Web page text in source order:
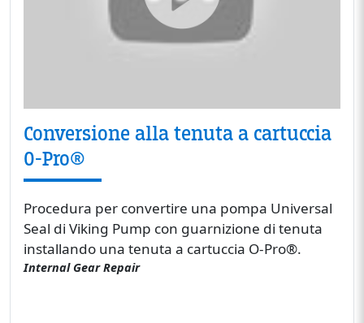
Conversione alla tenuta a cartuccia
O-Pro®
Procedura per convertire una pompa Universal
Seal di Viking Pump con guarnizione di tenuta
installando una tenuta a cartuccia O-Pro®.
Internal Gear Repair